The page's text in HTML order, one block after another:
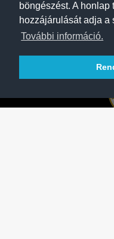
böngészést. A honlap
hozzájárulását adja a
További információ.